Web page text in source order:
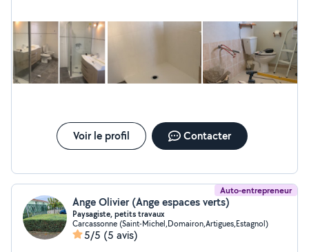
Voir le profil Contacter
Auto-entrepreneur
Ange Olivier (Ange espaces verts)
Paysagiste, petits travaux
Carcassonne (Saint-Michel,Domairon,Artigues,Estagnol)
5/5 (5 avis)